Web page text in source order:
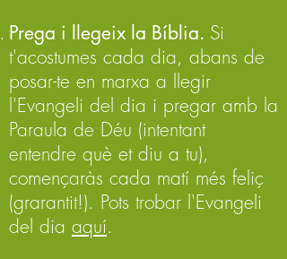
Prega i llegeix la Bíblia. Si
t'acostumes cada dia, abans de
posar-te en marxa a llegir
l'Evangeli del dia i pregar amb la
Paraula de Déu (intentant
entendre què et diu a tu),
començaràs cada matí més feliç
(grarantit!). Pots trobar l'Evangeli
del dia aquí.